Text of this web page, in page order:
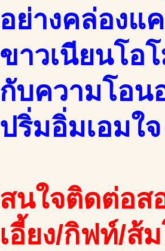
อย่างคล่องแ
ขาวเนียนโอ
กับความโอน
ปริ่มอิ่มเอมใจ
สนใจติดต่อส
เอี้ยง/กิฟท์/ส้